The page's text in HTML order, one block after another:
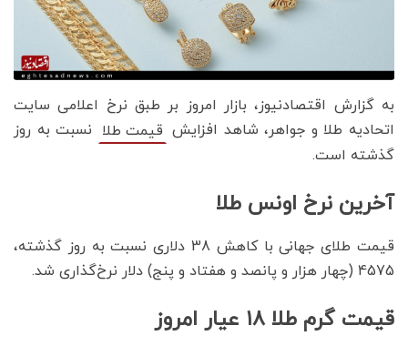
به گزارش اقتصادنیوز، بازار امروز بر طبق نرخ اعلامی سایت
اتحادیه طلا و جواهر، شاهد افزایش قیمت‌‌‌‌ طلا نسبت به روز
گذشته است.
آخرین نرخ اونس طلا
قیمت طلای جهانی با کاهش 38 دلاری نسبت به روز گذشته،
4575 (چهار هزار و پانصد و هفتاد و پنج) دلار نرخ‌گذاری شد.
قیمت گرم طلا ۱۸ عیار امروز